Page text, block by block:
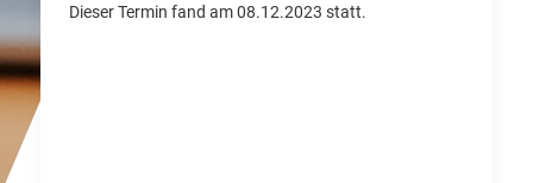
Dieser Termin fand am 08.12.2023 statt.